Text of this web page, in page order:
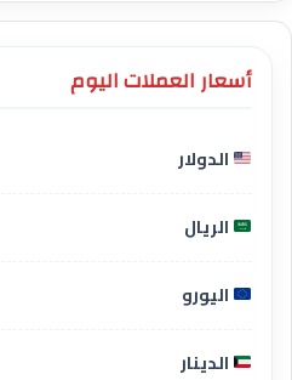
أسعار العملات اليوم
الدولار
الريال
اليورو
الدينار